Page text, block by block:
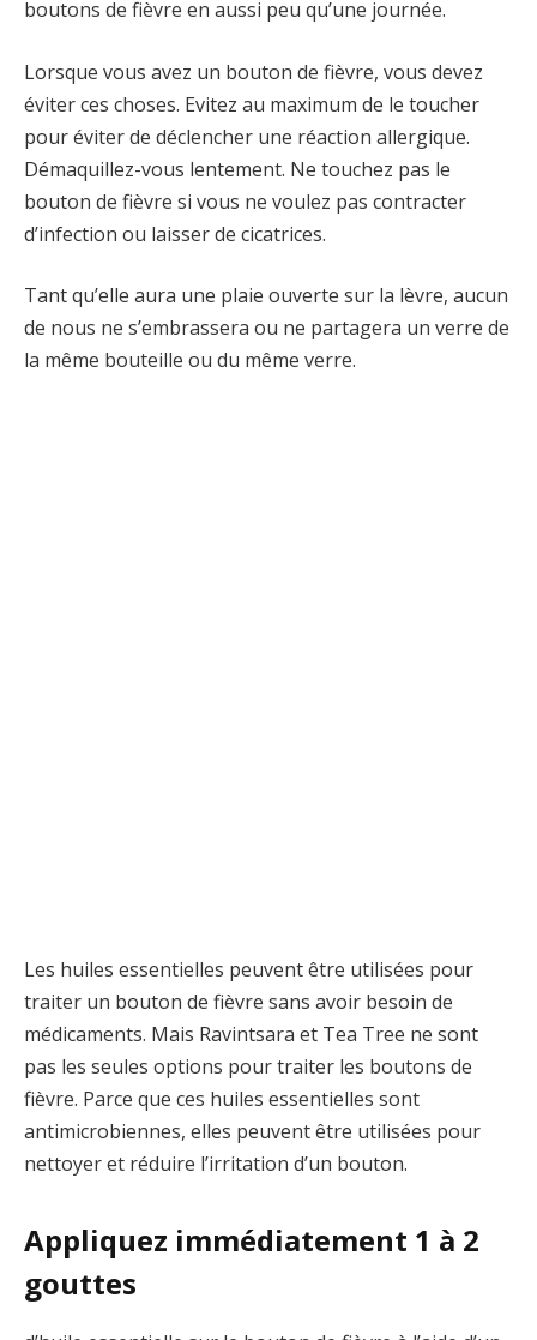
boutons de fièvre en aussi peu qu’une journée.
Lorsque vous avez un bouton de fièvre, vous devez
éviter ces choses. Evitez au maximum de le toucher
pour éviter de déclencher une réaction allergique.
Démaquillez-vous lentement. Ne touchez pas le
bouton de fièvre si vous ne voulez pas contracter
d’infection ou laisser de cicatrices.
Tant qu’elle aura une plaie ouverte sur la lèvre, aucun
de nous ne s’embrassera ou ne partagera un verre de
la même bouteille ou du même verre.
Les huiles essentielles peuvent être utilisées pour
traiter un bouton de fièvre sans avoir besoin de
médicaments. Mais Ravintsara et Tea Tree ne sont
pas les seules options pour traiter les boutons de
fièvre. Parce que ces huiles essentielles sont
antimicrobiennes, elles peuvent être utilisées pour
nettoyer et réduire l’irritation d’un bouton.
Appliquez immédiatement 1 à 2
gouttes